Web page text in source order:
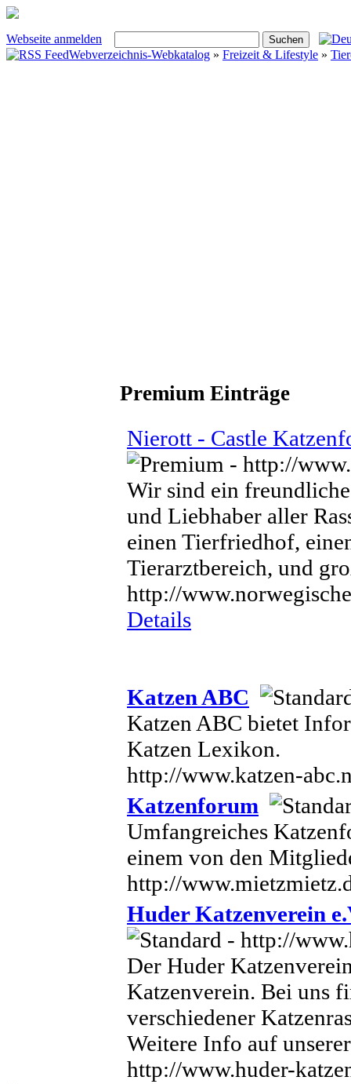
Webseite anmelden
Webverzeichnis-Webkatalog » Freizeit & Lifestyle »
Premium Einträge
Nierott - Castle
Wir sind ein
und Liebhaber aller
einen Tierfriedhof,
Tierarztbereich, und
http://
Details
Katzen ABC
Katzen ABC bietet
Katzen Lexikon.
http://www.katzen-
Katzenforum
Umfangreiches
einem von den
http://
Huder Katzenverein
Der Huder
Katzenverein. Bei uns
verschiedener
Weitere Info auf
http://www.huder-